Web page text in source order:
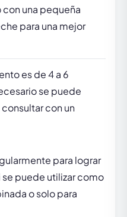
una pequeña
para una mejor
es de 4 a 6
se puede
con un
para lograr
puede utilizar como
o solo para